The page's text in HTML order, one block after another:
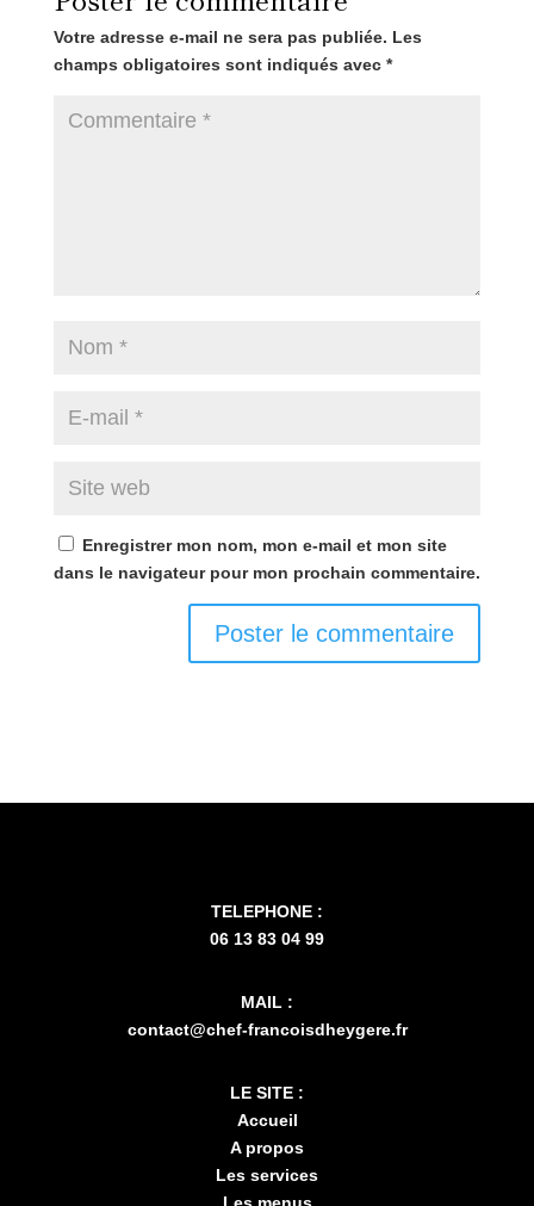
Votre adresse e-mail ne sera pas publiée. Les
champs obligatoires sont indiqués avec *
Enregistrer mon nom, mon e-mail et mon site
dans le navigateur pour mon prochain commentaire.
TELEPHONE :
06 13 83 04 99
MAIL :
contact@chef-francoisdheygere.fr
LE SITE :
Accueil
A propos
Les services
Les menus